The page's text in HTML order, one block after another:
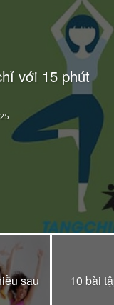
với 15 phút
sau
10 bài